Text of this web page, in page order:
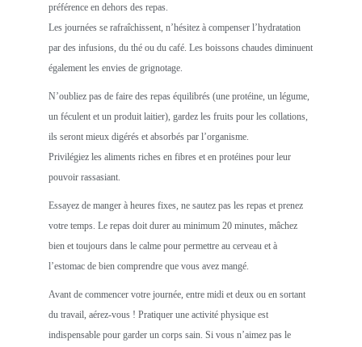
préférence en dehors des repas.
Les journées se rafraîchissent, n’hésitez à compenser l’hydratation
par des infusions, du thé ou du café. Les boissons chaudes diminuent
également les envies de grignotage.
N’oubliez pas de faire des repas équilibrés (une protéine, un légume,
un féculent et un produit laitier), gardez les fruits pour les collations,
ils seront mieux digérés et absorbés par l’organisme.
Privilégiez les aliments riches en fibres et en protéines pour leur
pouvoir rassasiant.
Essayez de manger à heures fixes, ne sautez pas les repas et prenez
votre temps. Le repas doit durer au minimum 20 minutes, mâchez
bien et toujours dans le calme pour permettre au cerveau et à
l’estomac de bien comprendre que vous avez mangé.
Avant de commencer votre journée, entre midi et deux ou en sortant
du travail, aérez-vous ! Pratiquer une activité physique est
indispensable pour garder un corps sain. Si vous n’aimez pas le